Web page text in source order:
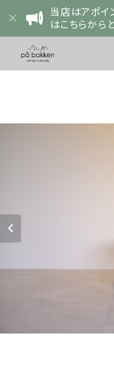
当店はアポイ
はこちらから